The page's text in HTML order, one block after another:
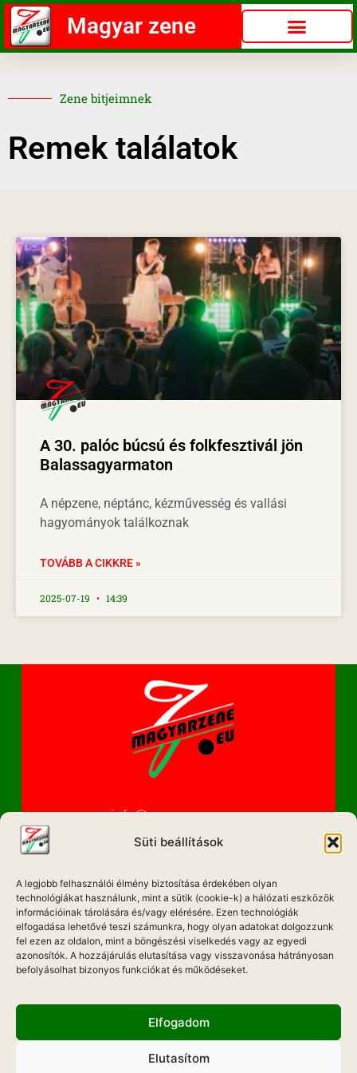
Süti beállítások
A legjobb felhasználói élmény biztosítása érdekében olyan
technológiákat használunk, mint a sütik (cookie-k) a hálózati eszközök
információinak tárolására és/vagy elérésére. Ezen technológiák
elfogadása lehetővé teszi számunkra, hogy olyan adatokat dolgozzunk
fel ezen az oldalon, mint a böngészési viselkedés vagy az egyedi
azonosítók. A hozzájárulás elutasítása vagy visszavonása hátrányosan
befolyásolhat bizonyos funkciókat és működéseket.
Elfogadom
Elutasítom
Magyar zene
Zene bitjeimnek
Remek találatok
A 30. palóc búcsú és folkfesztivál jön
Balassagyarmaton
A népzene, néptánc, kézművesség és vallási
hagyományok találkoznak
TOVÁBB A CIKKRE »
2025-07-19 14:39
info@magyarzene.eu
IMPRESSZUM
ETIKAI KÓDEX
MÉDIA AJÁNLAT
ADATKEZELÉSI NYILATKOZAT
Hadd Szóljon!